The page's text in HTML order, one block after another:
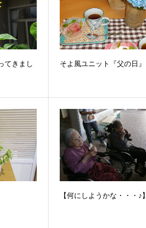
てきまし
そよ風ユニット『父の日』
【何にしようかな・・・♪】